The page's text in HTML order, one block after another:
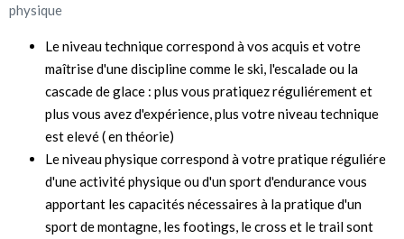
physique
Le niveau technique correspond à vos acquis et votre
maîtrise d'une discipline comme le ski, l'escalade ou la
cascade de glace : plus vous pratiquez réguliérement et
plus vous avez d'expérience, plus votre niveau technique
est elevé ( en théorie)
Le niveau physique correspond à votre pratique réguliére
d'une activité physique ou d'un sport d'endurance vous
apportant les capacités nécessaires à la pratique d'un
sport de montagne, les footings, le cross et le trail sont